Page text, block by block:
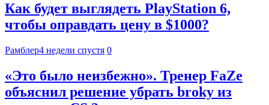
Как будет выглядеть PlayStation 6,
чтобы оправдать цену в $1000?
Рамблер4 недели спустя 0
«Это было неизбежно». Тренер FaZe
объяснил решение убрать broky из